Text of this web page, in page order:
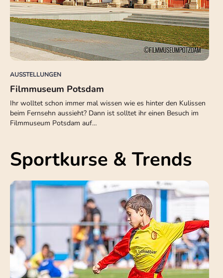
AUSSTELLUNGEN
Filmmuseum Potsdam
Ihr wolltet schon immer mal wissen wie es hinter den Kulissen
beim Fernsehn aussieht? Dann ist solltet ihr einen Besuch im
Filmmuseum Potsdam auf…
Sportkurse & Trends